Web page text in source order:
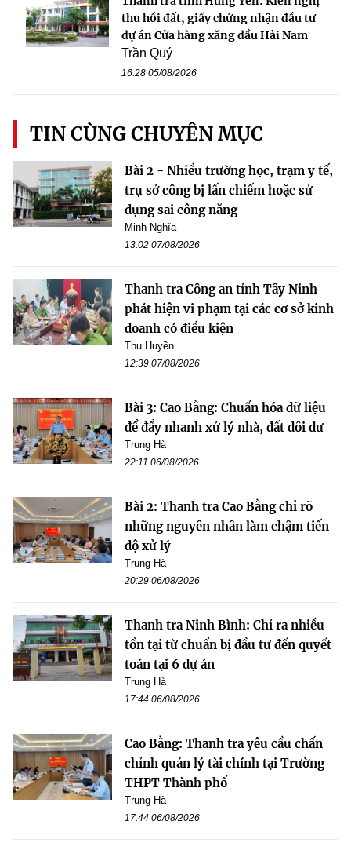
thu hồi đất, giấy chứng nhận đầu tư
dự án Cửa hàng xăng dầu Hải Nam
Trần Quý
16:28 05/08/2026
TIN CÙNG CHUYÊN MỤC
Bài 2 - Nhiều trường học, trạm y tế,
trụ sở công bị lấn chiếm hoặc sử
dụng sai công năng
Minh Nghĩa
13:02 07/08/2026
Thanh tra Công an tỉnh Tây Ninh
phát hiện vi phạm tại các cơ sở kinh
doanh có điều kiện
Thu Huyền
12:39 07/08/2026
Bài 3: Cao Bằng: Chuẩn hóa dữ liệu
để đẩy nhanh xử lý nhà, đất dôi dư
Trung Hà
22:11 06/08/2026
Bài 2: Thanh tra Cao Bằng chỉ rõ
những nguyên nhân làm chậm tiến
độ xử lý
Trung Hà
20:29 06/08/2026
Thanh tra Ninh Bình: Chỉ ra nhiều
tồn tại từ chuẩn bị đầu tư đến quyết
toán tại 6 dự án
Trung Hà
17:44 06/08/2026
Cao Bằng: Thanh tra yêu cầu chấn
chỉnh quản lý tài chính tại Trường
THPT Thành phố
Trung Hà
17:44 06/08/2026